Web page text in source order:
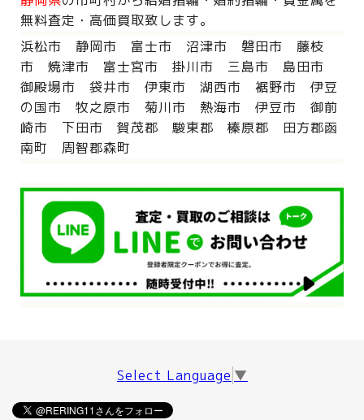
無料査定・高価買取致します。
浜松市 静岡市 富士市 沼津市 磐田市 藤枝
市 焼津市 富士宮市 掛川市 三島市 島田市
御殿場市 袋井市 伊東市 湖西市 裾野市 伊豆
の国市 牧之原市 菊川市 熱海市 伊豆市 御前
崎市 下田市 賀茂郡 駿東郡 榛原郡 田方郡函
南町 周智郡森町
Select Language ▼